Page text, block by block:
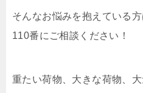
そんなお悩みを抱えている
110番にご相談ください！
重たい荷物、大きな荷物、